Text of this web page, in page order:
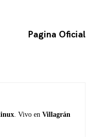
Pagina Oficial
. Vivo en Villagrán